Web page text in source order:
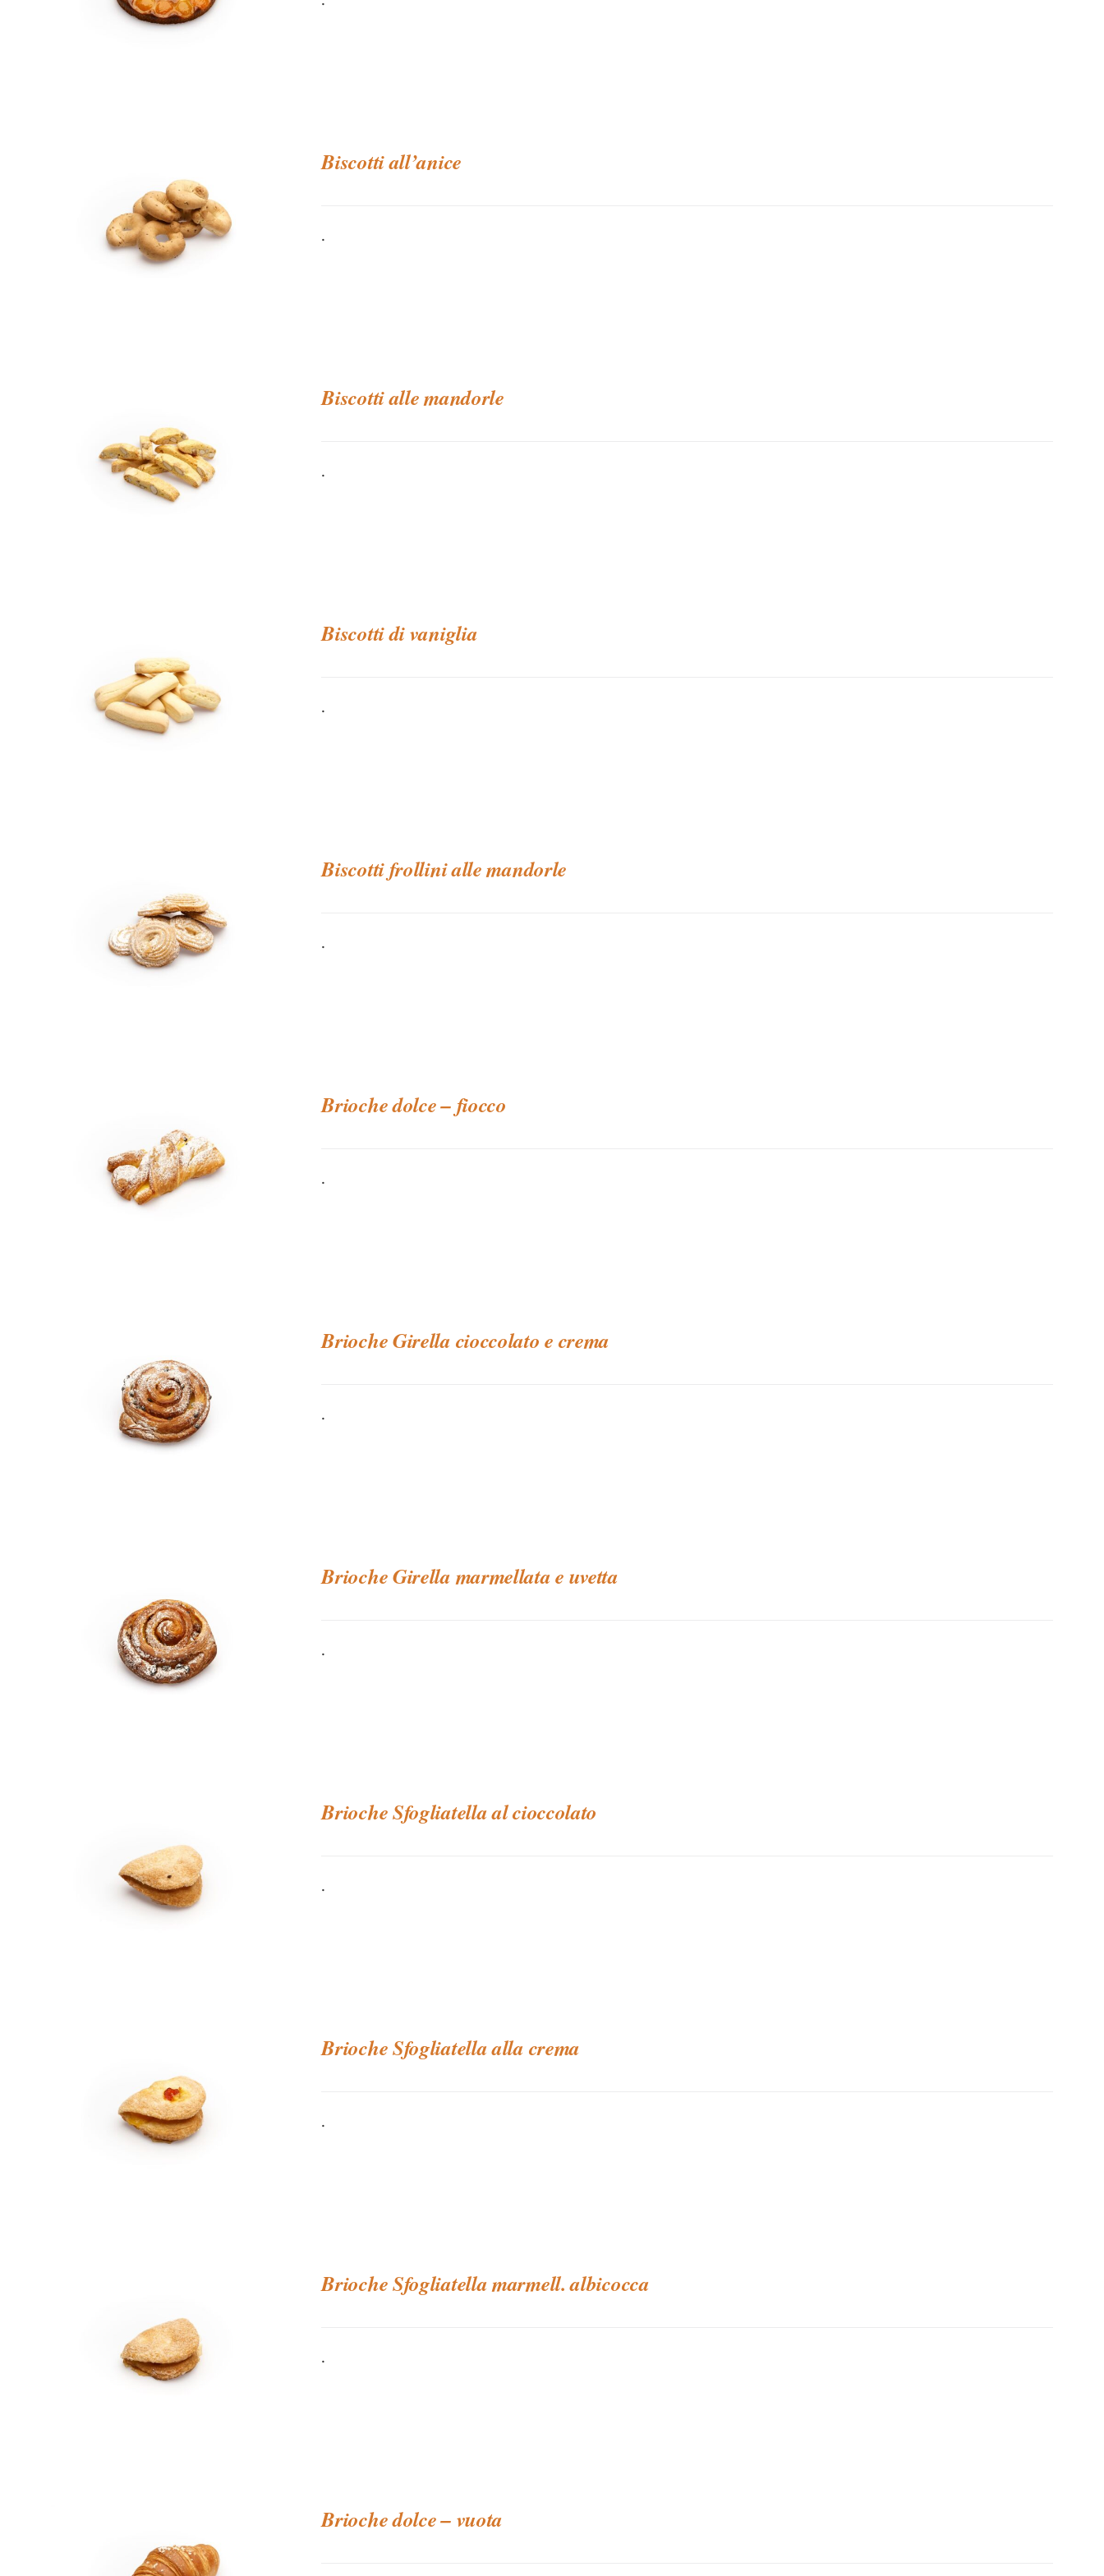
Biscotti all’anice
.
Biscotti alle mandorle
.
Biscotti di vaniglia
.
Biscotti frollini alle mandorle
.
Brioche dolce – fiocco
.
Brioche Girella cioccolato e crema
.
Brioche Girella marmellata e uvetta
.
Brioche Sfogliatella al cioccolato
.
Brioche Sfogliatella alla crema
.
Brioche Sfogliatella marmell. albicocca
.
Brioche dolce – vuota